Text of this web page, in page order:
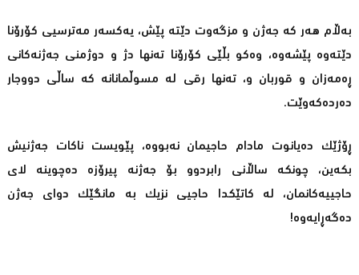
بەڵام هەر کە جەژن و مزگەوت دێتە پێش، یەکسەر مەترسیی کۆرۆنا
دێتەوە پێشەوە، وەکو بڵێی کۆرۆنا تەنها دژ و دوژمنی جەژنەکانی
ڕەمەزان و قوربان و، تەنها رقی لە مسوڵمانانە کە ساڵی دووجار
دەردەکەوێت.
ڕۆژێک دەیانوت مادام حاجیمان نەبووە، پێویست ناکات جەژنیش
بکەین، چونکە ساڵانی رابردوو بۆ جەژنە پیرۆزە دەچوینە لای
حاجییەکانمان، لە کاتێکدا حاجیی نزیک بە مانگێک دوای جەژن
دەگەڕایەوە!